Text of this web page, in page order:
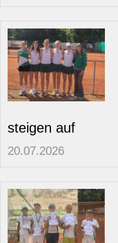
steigen auf
20.07.2026